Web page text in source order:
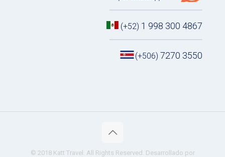
(+52) 1 998 300 4867
(+506) 7270 3550
© 2018 Katt Travel. All Rights Reserved. Desarrollado por